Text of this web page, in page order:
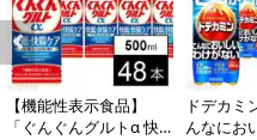
※会員様のご都合でお受取りい
金はいたしかねます。
また、お届け日時のご指定は、
不在票にてご対応ください。
※発送予定日は前後する場合が
Previous
【機能性表示食品】
「ぐんぐんグルトα 快
ドデカミ
んなにお